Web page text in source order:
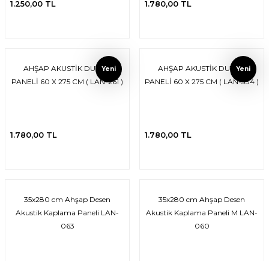
Duvar Kaplama
1.250,00 TL 1.780,00 TL
Yeni
AHŞAP AKUSTİK DUVAR
PANELİ 60 X 275 CM ( LAN-261 )
1.780,00 TL
Yeni
AHŞAP AKUSTİK DUVAR
PANELİ 60 X 275 CM ( LAN-334 )
1.780,00 TL
35x280 cm Ahşap Desen
Akustik Kaplama Paneli LAN-
063
35x280 cm Ahşap Desen
Akustik Kaplama Paneli M LAN-
060